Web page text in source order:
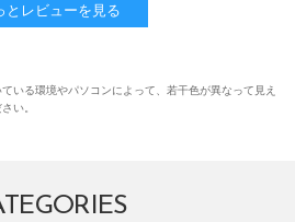
とレビューを見る
いる環境やパソコンによって、若干色が異なって見え
い。